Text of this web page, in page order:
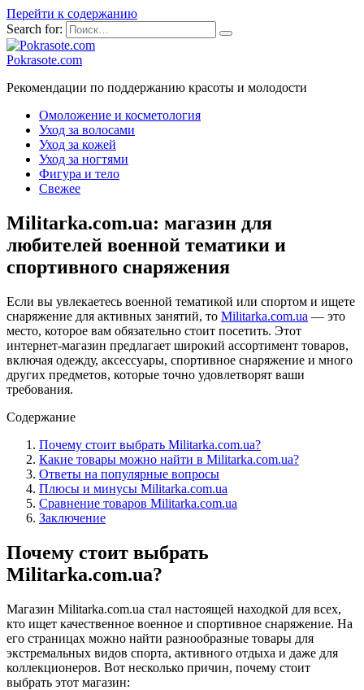
Перейти к содержанию
Search for:
Pokrasote.com
Рекомендации по поддержанию красоты и молодости
Омоложение и косметология
Уход за волосами
Уход за кожей
Уход за ногтями
Фигура и тело
Свежее
Militarka.com.ua: магазин для
любителей военной тематики и
спортивного снаряжения
Если вы увлекаетесь военной тематикой или спортом и ищете
снаряжение для активных занятий, то Militarka.com.ua — это
место, которое вам обязательно стоит посетить. Этот
интернет-магазин предлагает широкий ассортимент товаров,
включая одежду, аксессуары, спортивное снаряжение и много
других предметов, которые точно удовлетворят ваши
требования.
Содержание
Почему стоит выбрать Militarka.com.ua?
Какие товары можно найти в Militarka.com.ua?
Ответы на популярные вопросы
Плюсы и минусы Militarka.com.ua
Сравнение товаров Militarka.com.ua
Заключение
Почему стоит выбрать
Militarka.com.ua?
Магазин Militarka.com.ua стал настоящей находкой для всех,
кто ищет качественное военное и спортивное снаряжение. На
его страницах можно найти разнообразные товары для
экстремальных видов спорта, активного отдыха и даже для
коллекционеров. Вот несколько причин, почему стоит
выбрать этот магазин: